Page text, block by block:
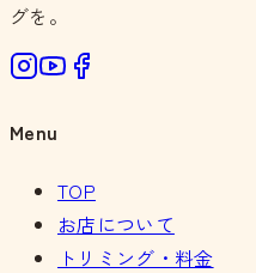
グを。
Menu
TOP
お店について
トリミング・料金